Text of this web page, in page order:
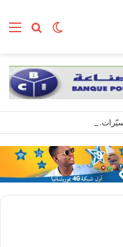
بحث الوضع